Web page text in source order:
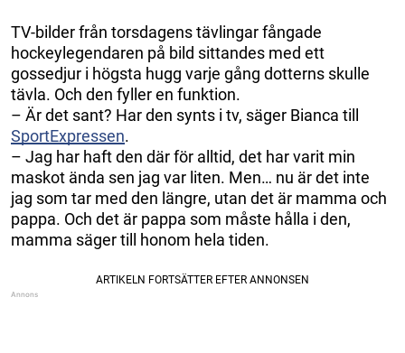
TV-bilder från torsdagens tävlingar fångade
hockeylegendaren på bild sittandes med ett
gossedjur i högsta hugg varje gång dotterns skulle
tävla. Och den fyller en funktion.
– Är det sant? Har den synts i tv, säger Bianca till
SportExpressen.
– Jag har haft den där för alltid, det har varit min
maskot ända sen jag var liten. Men… nu är det inte
jag som tar med den längre, utan det är mamma och
pappa. Och det är pappa som måste hålla i den,
mamma säger till honom hela tiden.